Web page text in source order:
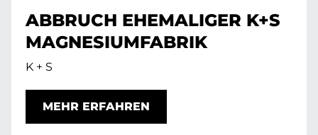
ABBRUCH EHEMALIGER K+S
MAGNESIUMFABRIK
K + S
MEHR ERFAHREN